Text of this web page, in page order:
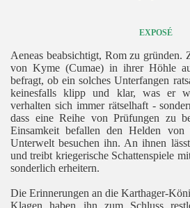
EXPOSÉ
Aeneas beabsichtigt, Rom zu gründen.
von Kyme (Cumae) in ihrer Höhle
befragt, ob ein solches Unterfangen
keinesfalls klipp und klar, was er
verhalten sich immer rätselhaft -
dass eine Reihe von Prüfungen zu
Einsamkeit befallen den Helden von
Unterwelt besuchen ihn. An ihnen
und treibt kriegerische Schattenspiele
sonderlich erheitern.
Die Erinnerungen an die Karthager-